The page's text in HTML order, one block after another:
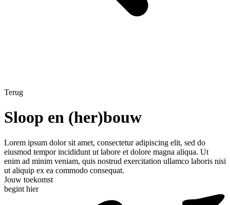
Terug
Sloop en (her)bouw
Lorem ipsum dolor sit amet, consectetur adipiscing elit, sed do
eiusmod tempor incididunt ut labore et dolore magna aliqua. Ut
enim ad minim veniam, quis nostrud exercitation ullamco laboris nisi
ut aliquip ex ea commodo consequat.
Jouw toekomst
begint hier